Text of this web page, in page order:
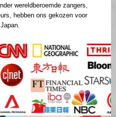
wereldberoemde zangers,
hebben ons gekozen voor